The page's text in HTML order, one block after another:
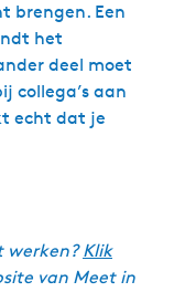
brengen. Een
het
deel moet
collega’s aan
echt dat je
werken?Klik
van Meet in